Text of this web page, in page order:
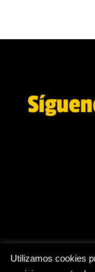
Utilizamos cookies